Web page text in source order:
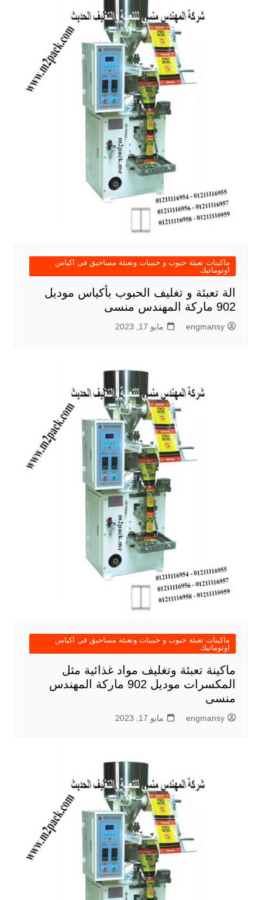
ماكينات تعبئة حبوب و حبيبات وتعبئة مساحيق في اكياس
اوتوماتيك
الة تعبئة و تغليف الحبوب بأكياس موديل
902 ماركة المهندس منسى
engmansy مايو 17, 2023
ماكينات تعبئة حبوب و حبيبات وتعبئة مساحيق في اكياس
اوتوماتيك
ماكينة تعبئة وتغليف مواد غذائية مثل
المكسرات موديل 902 ماركة المهندس
منسى
engmansy مايو 17, 2023